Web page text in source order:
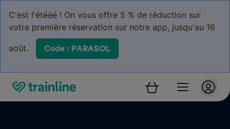
C'est l'étééé ! On vous offre 5 % de réduction sur
votre première réservation sur notre app, jusqu'au 16
août. Code : PARASOL